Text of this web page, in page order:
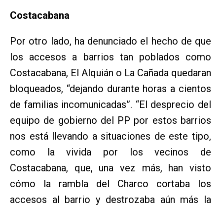
Costacabana
Por otro lado, ha denunciado el hecho de que
los accesos a barrios tan poblados como
Costacabana, El Alquián o La Cañada quedaran
bloqueados, “dejando durante horas a cientos
de familias incomunicadas”. “El desprecio del
equipo de gobierno del PP por estos barrios
nos está llevando a situaciones de este tipo,
como la vivida por los vecinos de
Costacabana, que, una vez más, han visto
cómo la rambla del Charco cortaba los
accesos al barrio y destrozaba aún más la